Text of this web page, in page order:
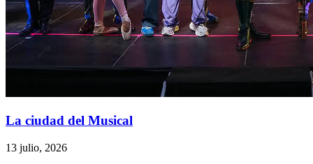
La ciudad del Musical
13 julio, 2026